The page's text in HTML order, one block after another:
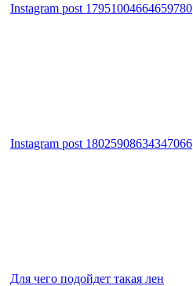
Instagram post 17951004664659780
Instagram post 18025908634347066
Для чего подойдет такая лен